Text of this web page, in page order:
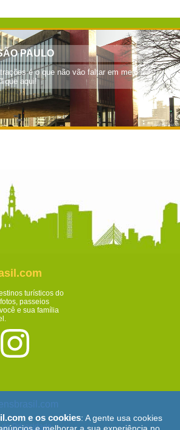
turísticos do
passeios
e sua família
de Privacidade
e os cookies: A gente usa cookies